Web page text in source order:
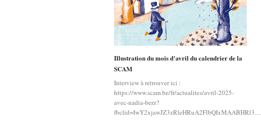
Illustration du mois d'avril du calendrier de la
SCAM
Interview à retrouver ici :
https://www.scam.be/fr/actualites/avril-2025-
avec-nadia-berz?
fbclid=IwY2xjawJZ3zRleHRuA2FlbQIxMAABHRl3…